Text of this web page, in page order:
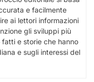
e facilmente
ai lettori informazioni
gli sviluppi più
e storie che hanno
e sugli interessi del